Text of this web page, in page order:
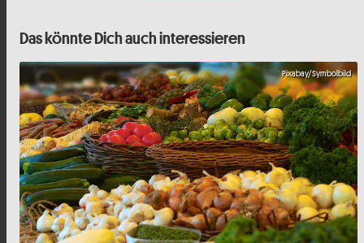
Das könnte Dich auch interessieren
Pixabay/Symbolbild